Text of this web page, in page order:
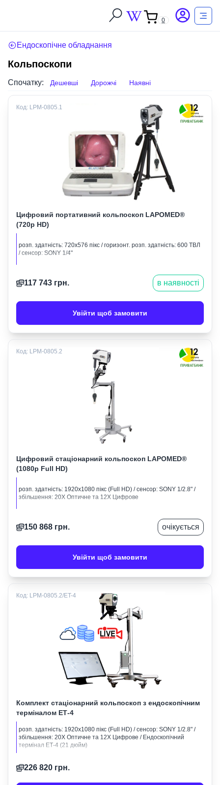
0
Ендоскопічне обладнання
Кольпоскопи
Спочатку: Дешевші Дорожчі Наявні
Код: LPM-0805.1
Цифровий портативний кольпоскоп LAPOMED®
(720p HD)
розп. здатність: 720х576 пікс / горизонт. розп. здатність: 600 ТВЛ
/ сенсор: SONY 1/4"
117 743 грн. в наявності
Увійти щоб замовити
Код: LPM-0805.2
Цифровий стаціонарний кольпоскоп LAPOMED®
(1080p Full HD)
розп. здатність: 1920х1080 пікс (Full HD) / сенсор: SONY 1/2.8" /
збільшення: 20Х Оптичне та 12Х Цифрове
150 868 грн. очікується
Увійти щоб замовити
Код: LPM-0805.2/ET-4
Комплект стаціонарний кольпоскоп з ендоскопічним
терміналом ЕТ-4
розп. здатність: 1920х1080 пікс (Full HD) / сенсор: SONY 1/2.8" /
збільшення: 20Х Оптичне та 12Х Цифрове / Ендоскопічний
термінал ЕТ-4 (21 дюйм)
226 820 грн.